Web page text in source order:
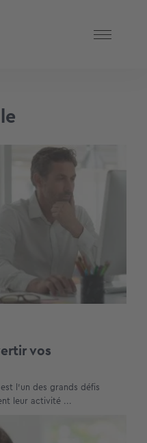
vos
l’un des grands défis
leur activité ...